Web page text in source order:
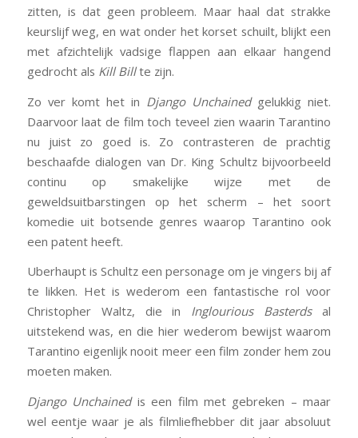
zitten, is dat geen probleem. Maar haal dat strakke
keurslijf weg, en wat onder het korset schuilt, blijkt een
met afzichtelijk vadsige flappen aan elkaar hangend
gedrocht als Kill Billte zijn.
Zo ver komt het in Django Unchainedgelukkig niet.
Daarvoor laat de film toch teveel zien waarin Tarantino
nu juist zo goed is. Zo contrasteren de prachtig
beschaafde dialogen van Dr. King Schultz bijvoorbeeld
continu op smakelijke wijze met de
geweldsuitbarstingen op het scherm – het soort
komedie uit botsende genres waarop Tarantino ook
een patent heeft.
Uberhaupt is Schultz een personage om je vingers bij af
te likken. Het is wederom een fantastische rol voor
Christopher Waltz, die in Inglourious Basterdsal
uitstekend was, en die hier wederom bewijst waarom
Tarantino eigenlijk nooit meer een film zonder hem zou
moeten maken.
Django Unchainedis een film met gebreken – maar
wel eentje waar je als filmliefhebber dit jaar absoluut